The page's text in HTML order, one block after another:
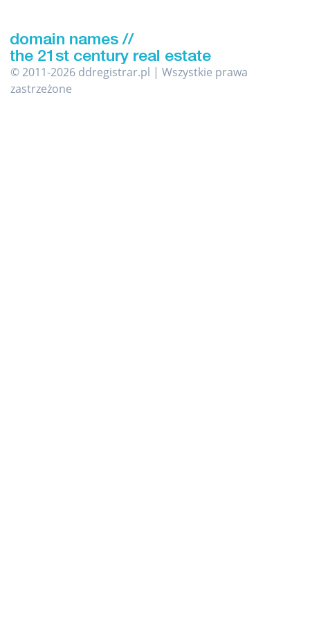
© 2011-2026 ddregistrar.pl | Wszystkie prawa
zastrzeżone